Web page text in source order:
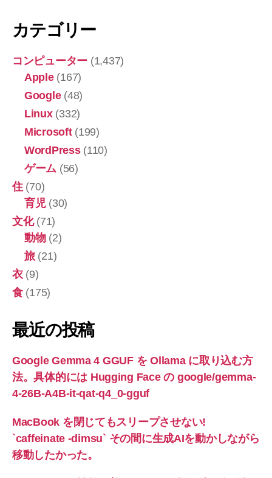
カテゴリー
コンピューター (1,437)
Apple(167)
Google(48)
Linux(332)
Microsoft(199)
WordPress(110)
ゲーム (56)
住(70)
育児(30)
文化(71)
動物(2)
旅(21)
衣(9)
食(175)
最近の投稿
Google Gemma 4 GGUF を Ollama に取り込む方
法。具体的には Hugging Face の google/gemma-
4-26B-A4B-it-qat-q4_0-gguf
MacBook を閉じてもスリープさせない!
`caffeinate -dimsu` その間に生成AIを動かしながら
移動したかった。